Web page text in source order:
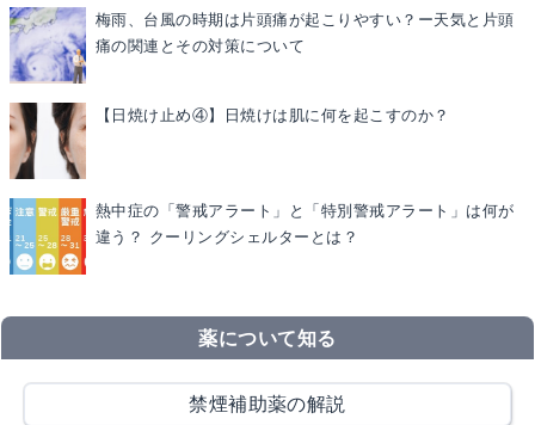
梅雨、台風の時期は片頭痛が起こりやすい？ー天気と片頭
痛の関連とその対策について
【日焼け止め④】日焼けは肌に何を起こすのか？
熱中症の「警戒アラート」と「特別警戒アラート」は何が
違う？ クーリングシェルターとは？
薬について知る
禁煙補助薬の解説